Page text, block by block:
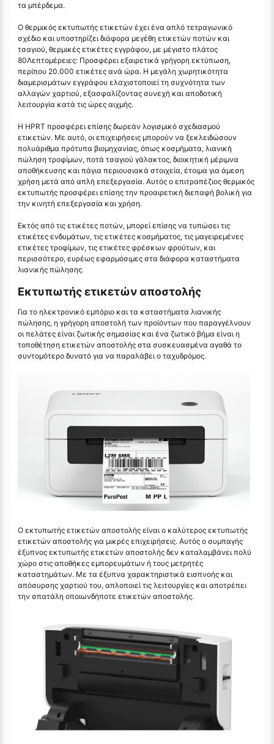
τα μπέρδεμα.
Ο θερμικός εκτυπωτής ετικετών έχει ένα απλό τετραγωνικό
σχέδιο και υποστηρίζει διάφορα μεγέθη ετικετών ποτών και
τσαγιού, θερμικές ετικέτες εγγράφου, με μέγιστο πλάτος
80Λεπτομέρειες: Προσφέρει εξαιρετικά γρήγορη εκτύπωση,
περίπου 20.000 ετικέτες ανά ώρα. Η μεγάλη χωρητικότητα
διαμερισμάτων εγγράφου ελαχιστοποιεί τη συχνότητα των
αλλαγών χαρτιού, εξασφαλίζοντας συνεχή και αποδοτική
λειτουργία κατά τις ώρες αιχμής.
Η HPRT προσφέρει επίσης δωρεάν λογισμικό σχεδιασμού
ετικετών. Με αυτό, οι επιχειρήσεις μπορούν να ξεκλειδώσουν
πολυάριθμα πρότυπα βιομηχανίας, όπως κοσμήματα, λιανική
πώληση τροφίμων, ποτά τσαγιού γάλακτος, διοικητική μέριμνα
αποθήκευσης και πάγια περιουσιακά στοιχεία, έτοιμα για άμεση
χρήση μετά από απλή επεξεργασία. Αυτός ο επιτραπέζιος θερμικός
εκτυπωτής προσφέρει επίσης την προαιρετική διεπαφή βολική για
την κινητή επεξεργασία και χρήση.
Εκτός από τις ετικέτες ποτών, μπορεί επίσης να τυπώσει τις
ετικέτες ενδυμάτων, τις ετικέτες κοσμήματος, τις μαγειρεμένες
ετικέτες τροφίμων, τις ετικέτες φρέσκων φρούτων, και
περισσότερο, ευρέως εφαρμόσιμες στα διάφορα καταστήματα
λιανικής πώλησης.
Εκτυπωτής ετικετών αποστολής
Για το ηλεκτρονικό εμπόριο και τα καταστήματα λιανικής
πώλησης, η γρήγορη αποστολή των προϊόντων που παραγγέλνουν
οι πελάτες είναι ζωτικής σημασίας και ένα ζωτικό βήμα είναι η
τοποθέτηση ετικετών αποστολής στα συσκευασμένα αγαθά το
συντομότερο δυνατό για να παραλάβει ο ταχυδρόμος.
Ο εκτυπωτής ετικετών αποστολής είναι ο καλύτερος εκτυπωτής
ετικετών αποστολής για μικρές επιχειρήσεις. Αυτός ο συμπαγής
έξυπνος εκτυπωτής ετικετών αποστολής δεν καταλαμβάνει πολύ
χώρο στις αποθήκες εμπορευμάτων ή τους μετρητές
καταστημάτων. Με τα έξυπνα χαρακτηριστικά εισπνοής και
απόσυρσης χαρτιού του, απλοποιεί τις λειτουργίες και αποτρέπει
την σπατάλη οποιωνδήποτε ετικετών αποστολής.